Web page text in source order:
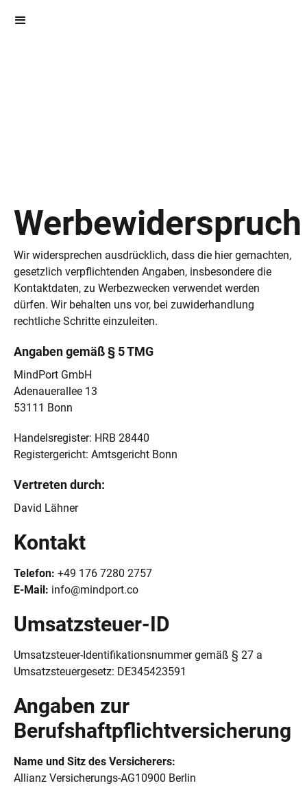
Werbewiderspruch
Wir widersprechen ausdrücklich, dass die hier gemachten,
gesetzlich verpflichtenden Angaben, insbesondere die
Kontaktdaten, zu Werbezwecken verwendet werden
dürfen. Wir behalten uns vor, bei zuwiderhandlung
rechtliche Schritte einzuleiten.
Angaben gemäß § 5 TMG
MindPort GmbH
Adenauerallee 13
53111 Bonn
Handelsregister: HRB 28440
Registergericht: Amtsgericht Bonn
Vertreten durch:
David Lähner
Kontakt
Telefon: +49 176 7280 2757
E-Mail: info@mindport.co
Umsatzsteuer-ID
Umsatzsteuer-Identifikationsnummer gemäß § 27 a
Umsatzsteuergesetz: DE345423591
Angaben zur
Berufshaftpflichtversicherung
Name und Sitz des Versicherers:
Allianz Versicherungs-AG10900 Berlin